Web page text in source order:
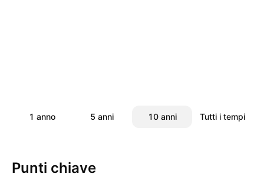
1 anno 5 anni 10 anni Tutti i tempi
Punti chiave